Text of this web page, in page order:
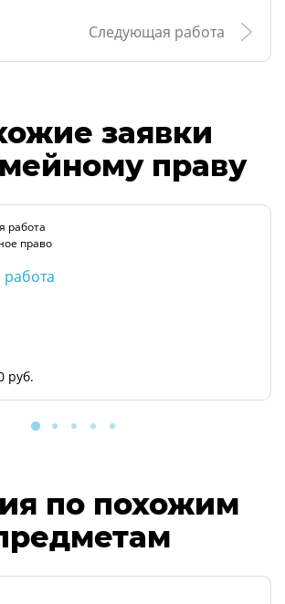
Следующая работа
заявки
праву
работа
право
работа
руб.
по похожим